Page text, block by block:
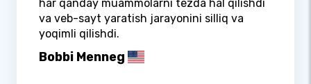
har qanday muammolarni tezda hal qilishdi
va veb-sayt yaratish jarayonini silliq va
yoqimli qilishdi.
Bobbi Menneg